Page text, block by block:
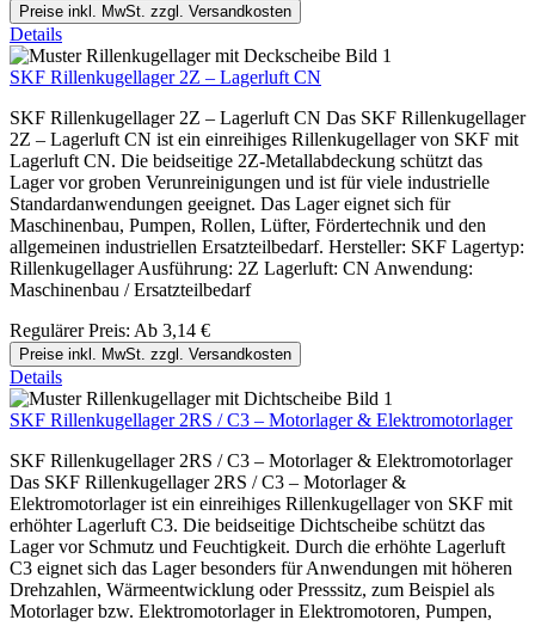
Preise inkl. MwSt. zzgl. Versandkosten
Details
SKF Rillenkugellager 2Z – Lagerluft CN
SKF Rillenkugellager 2Z – Lagerluft CN Das SKF Rillenkugellager
2Z – Lagerluft CN ist ein einreihiges Rillenkugellager von SKF mit
Lagerluft CN. Die beidseitige 2Z-Metallabdeckung schützt das
Lager vor groben Verunreinigungen und ist für viele industrielle
Standardanwendungen geeignet. Das Lager eignet sich für
Maschinenbau, Pumpen, Rollen, Lüfter, Fördertechnik und den
allgemeinen industriellen Ersatzteilbedarf. Hersteller: SKF Lagertyp:
Rillenkugellager Ausführung: 2Z Lagerluft: CN Anwendung:
Maschinenbau / Ersatzteilbedarf
Regulärer Preis: Ab 3,14 €
Preise inkl. MwSt. zzgl. Versandkosten
Details
SKF Rillenkugellager 2RS / C3 – Motorlager & Elektromotorlager
SKF Rillenkugellager 2RS / C3 – Motorlager & Elektromotorlager
Das SKF Rillenkugellager 2RS / C3 – Motorlager &
Elektromotorlager ist ein einreihiges Rillenkugellager von SKF mit
erhöhter Lagerluft C3. Die beidseitige Dichtscheibe schützt das
Lager vor Schmutz und Feuchtigkeit. Durch die erhöhte Lagerluft
C3 eignet sich das Lager besonders für Anwendungen mit höheren
Drehzahlen, Wärmeentwicklung oder Presssitz, zum Beispiel als
Motorlager bzw. Elektromotorlager in Elektromotoren, Pumpen,